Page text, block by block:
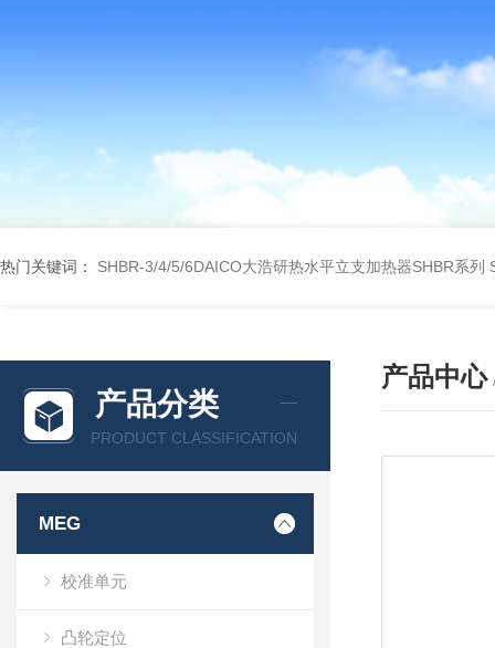
热门关键词： SHBR-3/4/5/6DAICO大浩研热水平立支加热器SHBR系列
产品分类
PRODUCT CLASSIFICATION
MEG
校准单元
凸轮定位
产品中心